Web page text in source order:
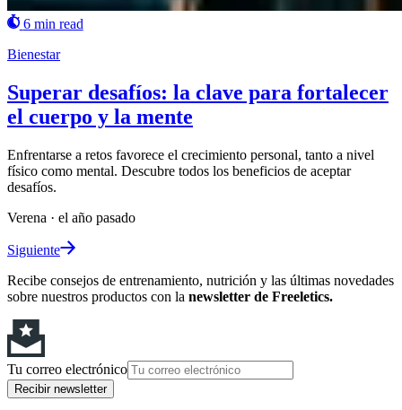
6 min read
Bienestar
Superar desafíos: la clave para fortalecer
el cuerpo y la mente
Enfrentarse a retos favorece el crecimiento personal, tanto a nivel
físico como mental. Descubre todos los beneficios de aceptar
desafíos.
Verena · el año pasado
Siguiente
Recibe consejos de entrenamiento, nutrición y las últimas novedades
sobre nuestros productos con la newsletter de Freeletics.
Tu correo electrónico
Recibir newsletter